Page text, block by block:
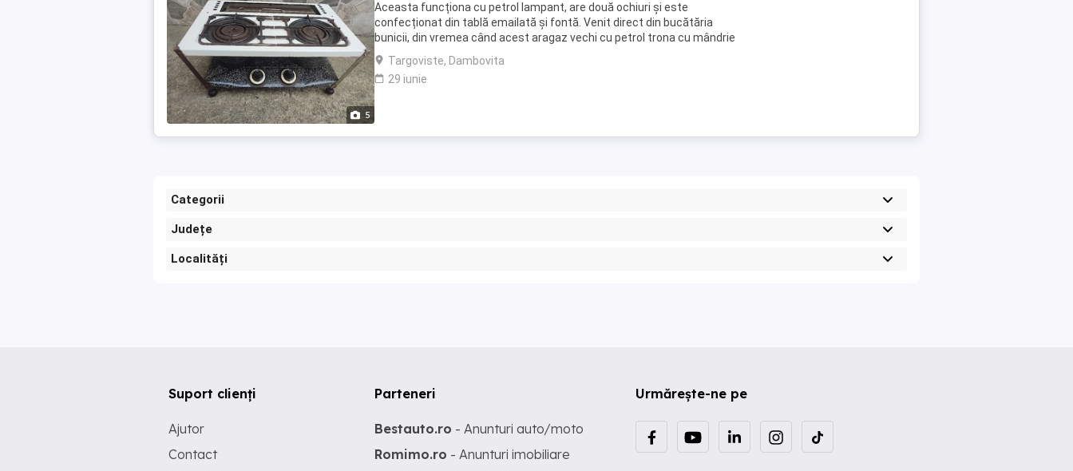
5
Aceasta funcționa cu petrol lampant, are două ochiuri și este
confecționat din tablă emailată și fontă. Venit direct din bucătăria
bunicii, din vremea când acest aragaz vechi cu petrol trona cu mândrie
pe masă răspândind un miros familiar ...
Targoviste, Dambovita
29 iunie
Categorii
Județe
Localități
Urmărește-ne pe
Suport clienți
Ajutor
Contact
Parteneri
Bestauto.ro - Anunturi auto/moto
Romimo.ro - Anunturi imobiliare